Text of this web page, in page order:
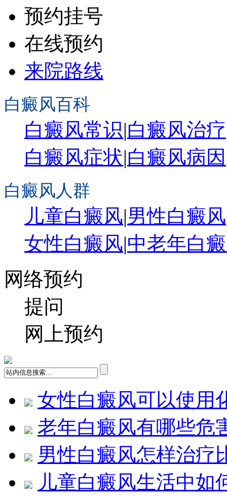
预约挂号
在线预约
来院路线
白癜风百科
白癜风常识|白癜风治疗
白癜风症状|白癜风病因
白癜风人群
儿童白癜风|男性白癜风
女性白癜风|中老年白
网络预约
提问
网上预约
女性白癜风可以使用
老年白癜风有哪些危
男性白癜风怎样治疗
儿童白癜风生活中如